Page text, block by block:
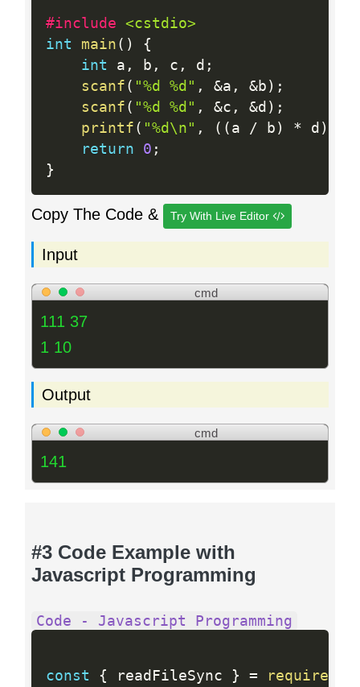
#include <cstdio>
int
main ( )
{
int a , b , c , d ;
scanf ( "%d %d" , &a , &b ) ;
scanf ( "%d %d" , &c , &d ) ;
printf ( "%d\n" , ( ( a / b ) * d )
return
0 ;
}
Copy The Code & Try With Live Editor
Input
cmd
111 37
1 10
Output
cmd
141
#3 Code Example with
Javascript Programming
Code - Javascript Programming
const { readFileSync } = require